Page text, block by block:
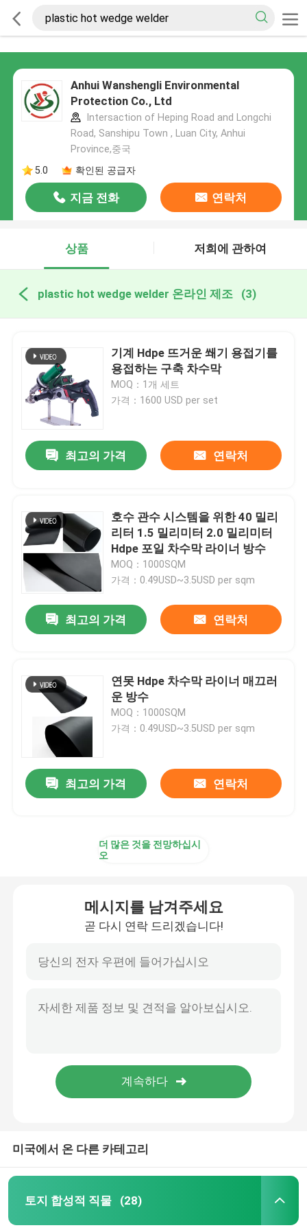
Anhui Wanshengli Environmental
Protection Co., Ltd
Intersaction of Heping Road and Longchi
Road, Sanshipu Town , Luan City, Anhui
Province,중국
5.0
확인된 공급자
지금 전화 연락처
상품 저희에 관하여
plastic hot wedge welder 온라인 제조 (3)
기계 Hdpe 뜨거운 쐐기 용접기를
용접하는 구축 차수막
MOQ：1개 세트
가격：1600 USD per set
최고의 가격 연락처
호수 관수 시스템을 위한 40 밀리
리터 1.5 밀리미터 2.0 밀리미터
Hdpe 포일 차수막 라이너 방수
MOQ：1000SQM
가격：0.49USD~3.5USD per sqm
최고의 가격 연락처
연못 Hdpe 차수막 라이너 매끄러
운 방수
MOQ：1000SQM
가격：0.49USD~3.5USD per sqm
최고의 가격 연락처
더 많은 것을 전망하십시
오
메시지를 남겨주세요
곧 다시 연락 드리겠습니다!
미국에서 온 다른 카테고리
토지 합성적 직물 (28)